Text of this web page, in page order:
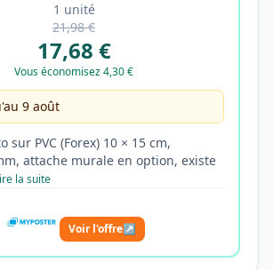
1 unité
21,98 €
17,68 €
Vous économisez 4,30 €
9 août
sur PVC (Forex) 10 × 15 cm,
attache murale en option, existe
la suite
Voir l'offre↗